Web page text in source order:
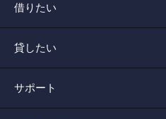
借りたい
貸したい
サポート